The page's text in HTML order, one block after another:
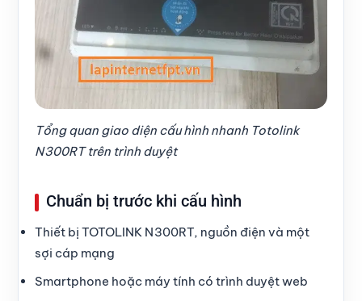
Tổng quan giao diện cấu hình nhanh Totolink
N300RT trên trình duyệt
Chuẩn bị trước khi cấu hình
Thiết bị TOTOLINK N300RT, nguồn điện và một
sợi cáp mạng
Smartphone hoặc máy tính có trình duyệt web